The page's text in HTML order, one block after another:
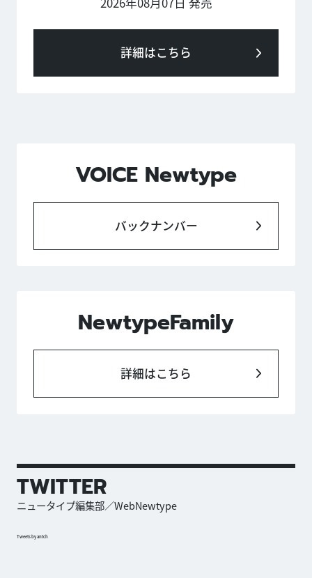
詳細はこちら
VOICE Newtype
バックナンバー
NewtypeFamily
詳細はこちら
TWITTER
ニュータイプ編集部／WebNewtype
Tweets by antch